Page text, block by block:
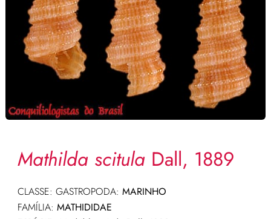
Mathilda scitulaDall, 1889
CLASSE: GASTROPODA: MARINHO
FAMÍLIA: MATHIDIDAE